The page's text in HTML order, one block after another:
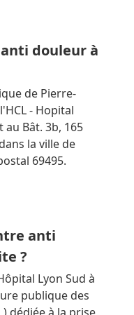
douleur à
de Pierre-
- Hopital
au Bât. 3b, 165
la ville de
69495.
anti
?
Lyon Sud à
publique des